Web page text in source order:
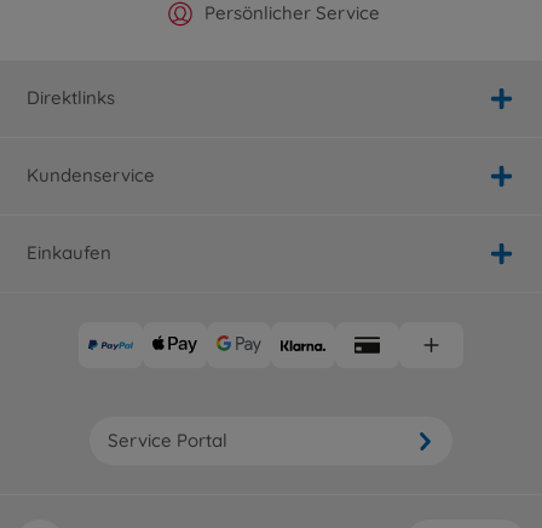
Offizieller Hersteller Shop
Persönlicher Service
Versandkostenfrei ab 25€
Schnelle Lieferung
Direktlinks
Kundenservice
Einkaufen
Service Portal